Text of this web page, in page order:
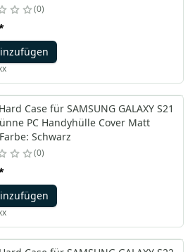
0
Case für SAMSUNG GALAXY S21
PC Handyhülle Cover Matt
Schwarz
0